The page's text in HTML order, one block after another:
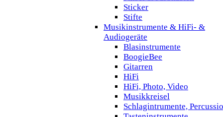
Sticker
Stifte
Musikinstrumente & HiFi- &
Audiogeräte
Blasinstrumente
BoogieBee
Gitarren
HiFi
HiFi, Photo, Video
Musikkreisel
Schlagintrumente,